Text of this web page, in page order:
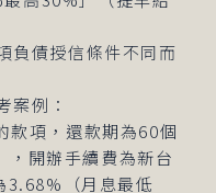
負債授信條件不同而
案例：
款項，還款期為60個
，開辦手續費為新台
3.68%（月息最低